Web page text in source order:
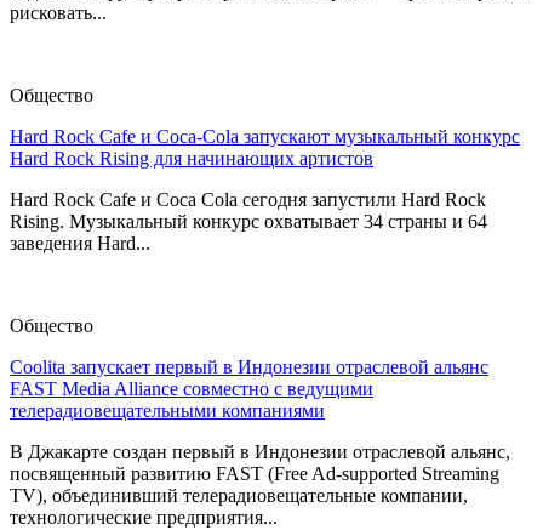
рисковать...
Общество
Hard Rock Cafe и Coca-Cola запускают музыкальный конкурс
Hard Rock Rising для начинающих артистов
Hard Rock Cafe и Coca Cola сегодня запустили Hard Rock
Rising. Музыкальный конкурс охватывает 34 страны и 64
заведения Hard...
Общество
Coolita запускает первый в Индонезии отраслевой альянс
FAST Media Alliance совместно с ведущими
телерадиовещательными компаниями
В Джакарте создан первый в Индонезии отраслевой альянс,
посвященный развитию FAST (Free Ad-supported Streaming
TV), объединивший телерадиовещательные компании,
технологические предприятия...